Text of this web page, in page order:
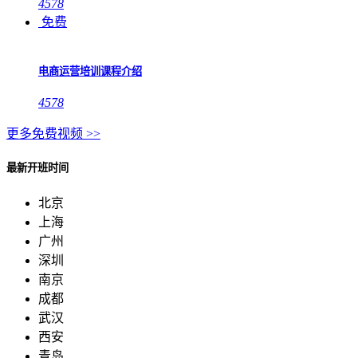
4578
免费
电商运营培训课程介绍
4578
更多免费视频 >>
最新开班时间
北京
上海
广州
深圳
南京
成都
武汉
西安